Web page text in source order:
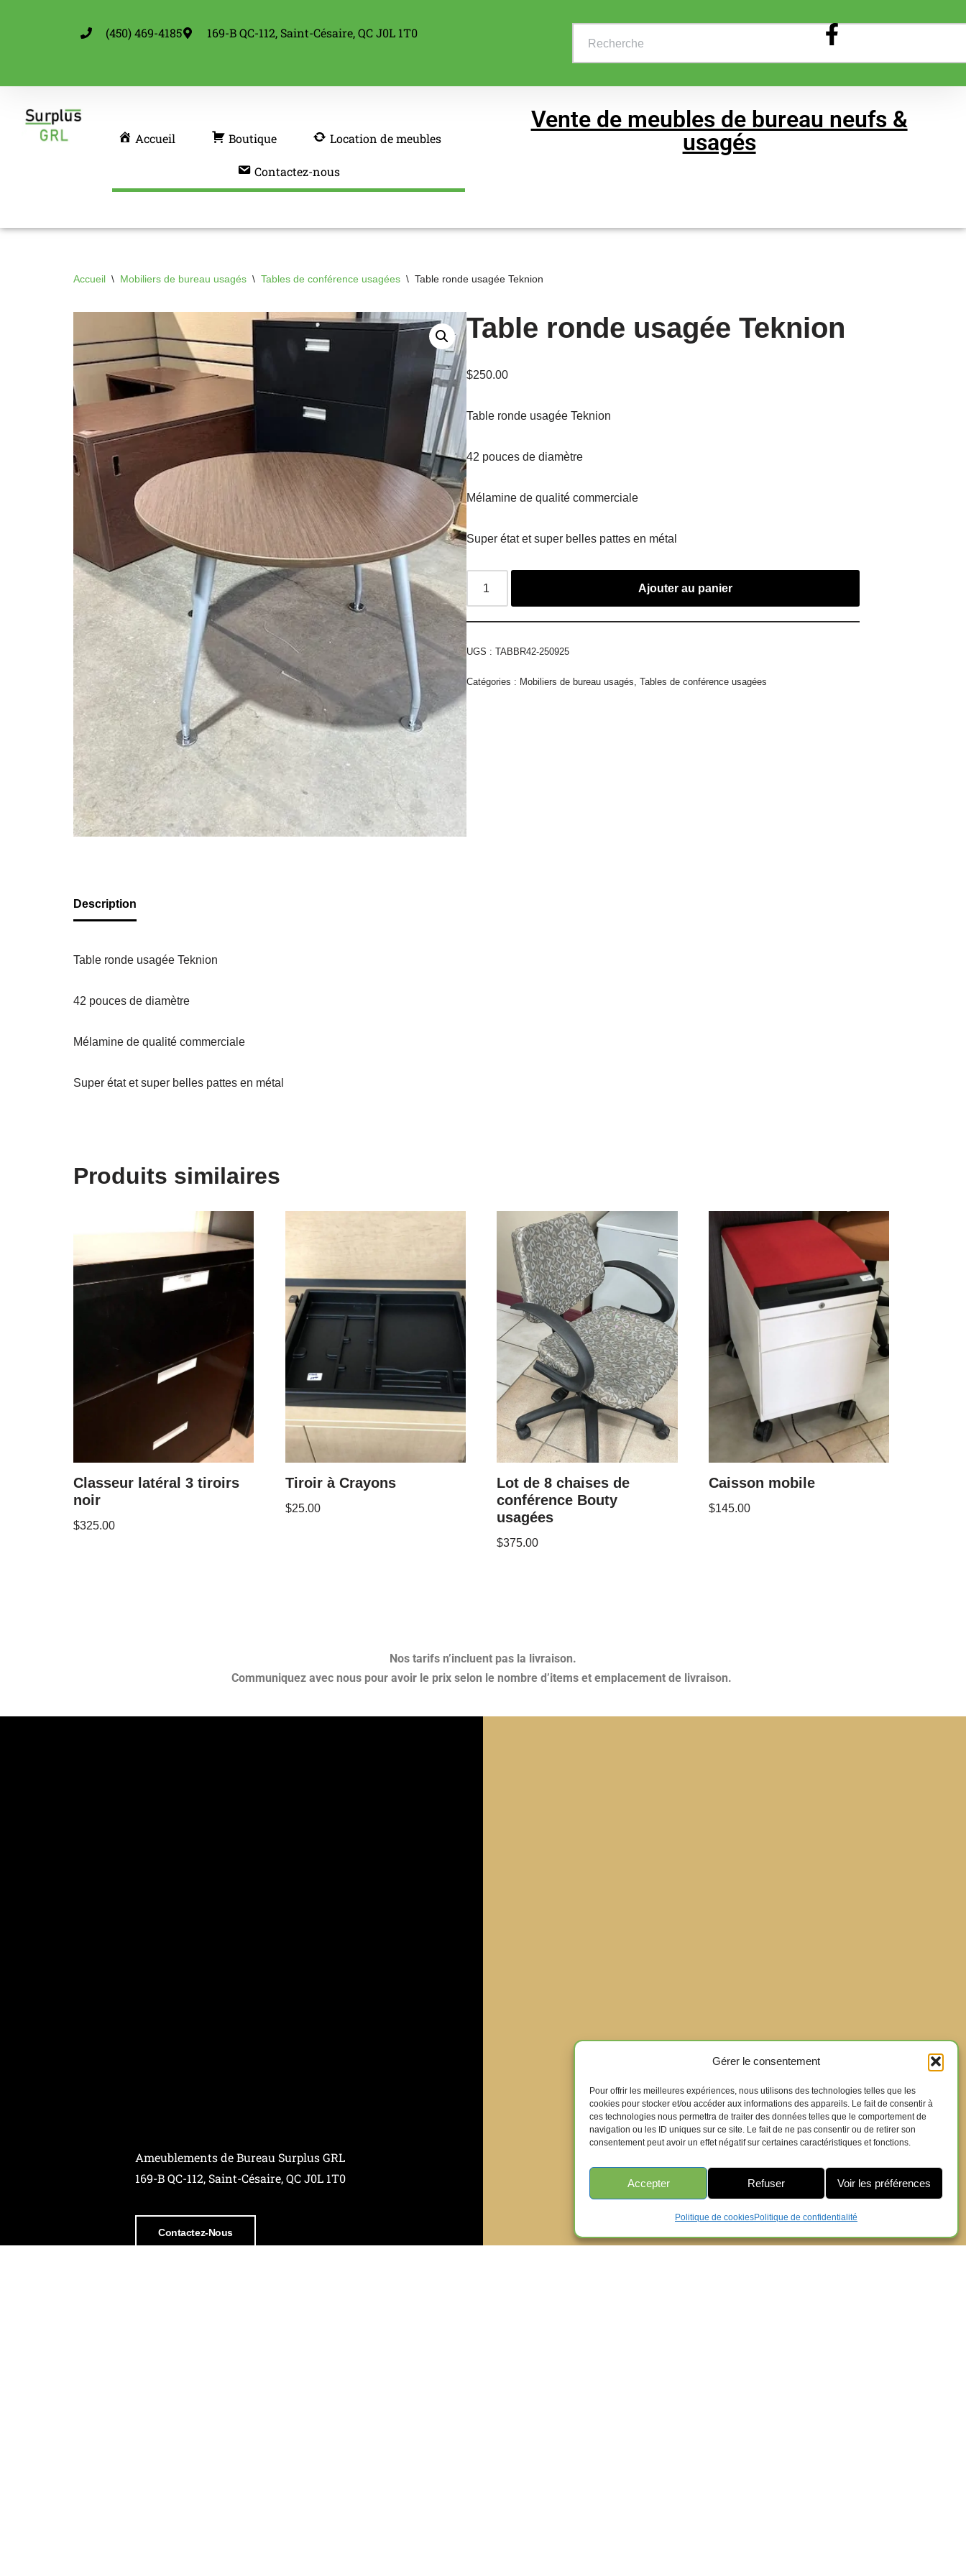
Gérer le consentement
Pour offrir les meilleures expériences, nous utilisons des technologies telles que les
cookies pour stocker et/ou accéder aux informations des appareils. Le fait de consentir à
ces technologies nous permettra de traiter des données telles que le comportement de
navigation ou les ID uniques sur ce site. Le fait de ne pas consentir ou de retirer son
consentement peut avoir un effet négatif sur certaines caractéristiques et fonctions.
Accepter Refuser Voir les préférences
Politique de cookiesPolitique de confidentialité
(450) 469-4185 169-B QC-112, Saint-Césaire, QC J0L 1T0
Accueil Boutique Location de meubles
Contactez-nous
Vente de meubles de bureau neufs &
usagés
Accueil \ Mobiliers de bureau usagés \ Tables de conférence usagées \ Table ronde usagée Teknion
Table ronde usagée Teknion
$250.00
Table ronde usagée Teknion
42 pouces de diamètre
Mélamine de qualité commerciale
Super état et super belles pattes en métal
Ajouter au panier
UGS :TABBR42-250925
Catégories : Mobiliers de bureau usagés,Tables de conférence usagées
Description
Table ronde usagée Teknion
42 pouces de diamètre
Mélamine de qualité commerciale
Super état et super belles pattes en métal
Produits similaires
Classeur latéral 3 tiroirs
noir
$325.00
Tiroir à Crayons
$25.00
Lot de 8 chaises de
conférence Bouty
usagées
$375.00
Caisson mobile
$145.00
Nos tarifs n’incluent pas la livraison.
Communiquez avec nous pour avoir le prix selon le nombre d’items et emplacement de livraison.
Ameublements de Bureau Surplus GRL
169-B QC-112, Saint-Césaire, QC J0L 1T0
Contactez-Nous